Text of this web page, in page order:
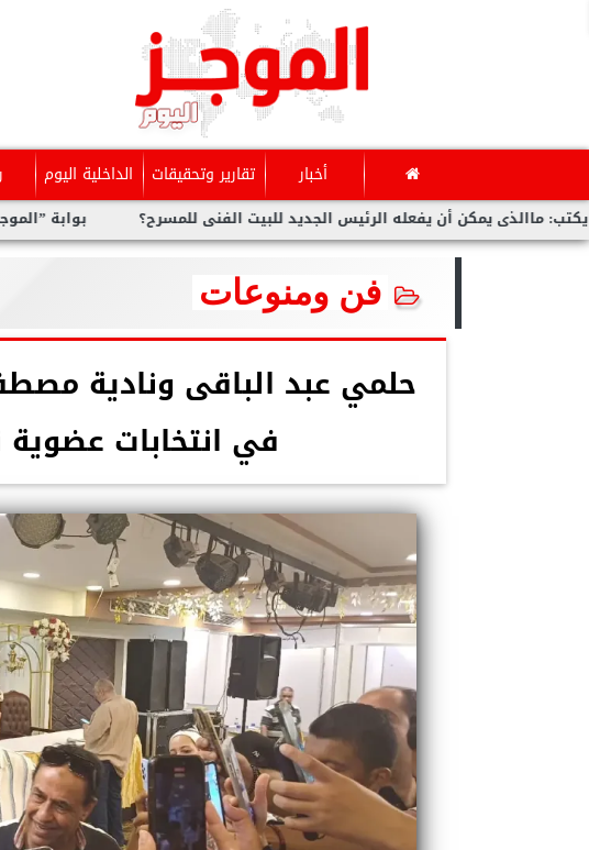
أخبار تقارير وتحقيقات الداخلية اليوم
بوابة ”الموجز اليوم” تنعي يفعله الرئيس الجديد للبيت الفنى للمسرح؟
فن ومنوعات
حلمي عبد الباقى ونادية
في انتخابات